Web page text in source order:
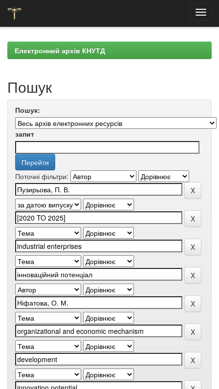
navigationЕлектронний архів КНУТД
Пошук
Пошук:
запит
Поточні фільтри: